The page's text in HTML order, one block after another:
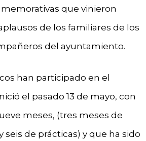
que vinieron
de los familiares de los
del ayuntamiento.
han participado en el
el pasado 13 de mayo, con
meses, (tres meses de
seis de prácticas) y que ha sido